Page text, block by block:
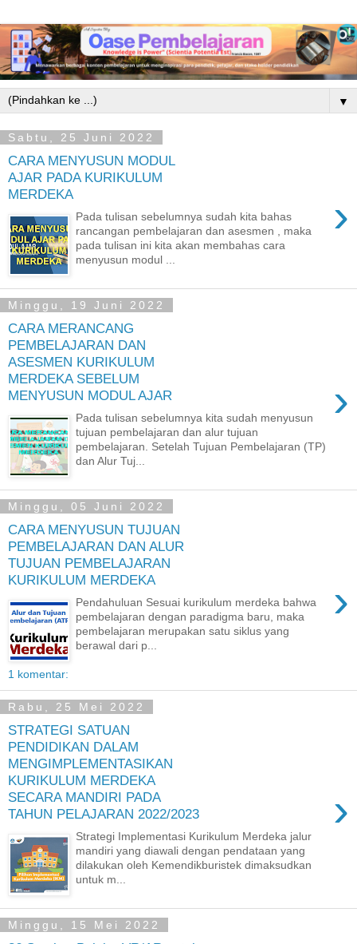
▼
Sabtu, 25 Juni 2022
CARA MENYUSUN MODUL
AJAR PADA KURIKULUM
MERDEKA
›
Pada tulisan sebelumnya sudah kita bahas
rancangan pembelajaran dan asesmen , maka
pada tulisan ini kita akan membahas cara
menyusun modul ...
Minggu, 19 Juni 2022
CARA MERANCANG
PEMBELAJARAN DAN
ASESMEN KURIKULUM
MERDEKA SEBELUM
MENYUSUN MODUL AJAR
›
Pada tulisan sebelumnya kita sudah menyusun
tujuan pembelajaran dan alur tujuan
pembelajaran. Setelah Tujuan Pembelajaran (TP)
dan Alur Tuj...
Minggu, 05 Juni 2022
CARA MENYUSUN TUJUAN
PEMBELAJARAN DAN ALUR
TUJUAN PEMBELAJARAN
KURIKULUM MERDEKA
›
Pendahuluan Sesuai kurikulum merdeka bahwa
pembelajaran dengan paradigma baru, maka
pembelajaran merupakan satu siklus yang
berawal dari p...
1 komentar:
Rabu, 25 Mei 2022
STRATEGI SATUAN
PENDIDIKAN DALAM
MENGIMPLEMENTASIKAN
KURIKULUM MERDEKA
SECARA MANDIRI PADA
TAHUN PELAJARAN 2022/2023
›
Strategi Implementasi Kurikulum Merdeka jalur
mandiri yang diawali dengan pendataan yang
dilakukan oleh Kemendikburistek dimaksudkan
untuk m...
Minggu, 15 Mei 2022